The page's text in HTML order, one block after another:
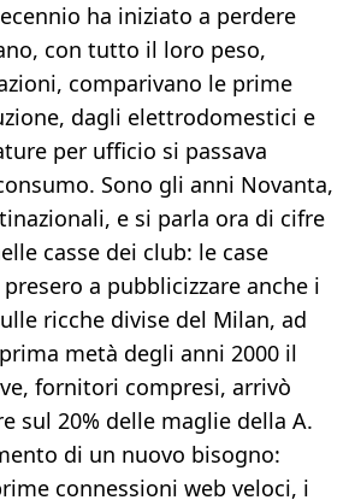
ha iniziato a perdere
con tutto il loro peso,
comparivano le prime
dagli elettrodomestici e
per ufficio si passava
Sono gli anni Novanta,
e si parla ora di cifre
casse dei club: le case
a pubblicizzare anche i
ricche divise del Milan, ad
metà degli anni 2000 il
fornitori compresi, arrivò
sul 20% delle maglie della A.
di un nuovo bisogno:
connessioni web veloci, i